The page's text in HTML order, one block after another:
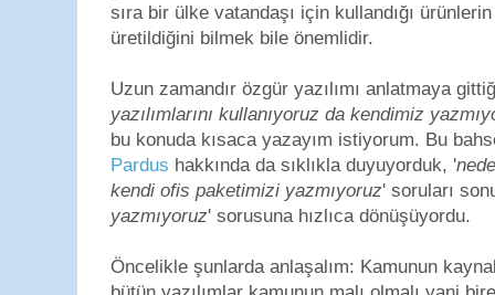
sıra bir ülke vatandaşı için kullandığı
üretildiğini bilmek bile önemlidir.
Uzun zamandır özgür yazılımı anlatmaya
yazılımlarını kullanıyoruz da kendimiz
bu konuda kısaca yazayım istiyorum. Bu
Pardus hakkında da sıklıkla duyuyorduk, '
kendi ofis paketimizi yazmıyoruz' soruları
yazmıyoruz' sorusuna hızlıca dönüşüyordu.
Öncelikle şunlarda anlaşalım: Kamunun